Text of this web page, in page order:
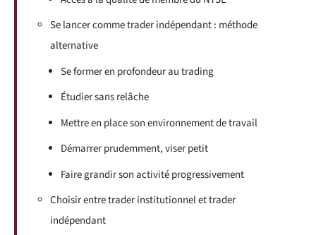
Se lancer comme trader indépendant : méthode
alternative
Se former en profondeur au trading
Étudier sans relâche
Mettre en place son environnement de travail
Démarrer prudemment, viser petit
Faire grandir son activité progressivement
Choisir entre trader institutionnel et trader
indépendant